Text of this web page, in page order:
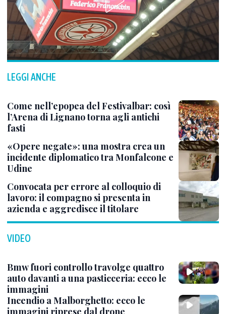
LEGGI ANCHE
Come nell’epopea del Festivalbar: così
l’Arena di Lignano torna agli antichi
fasti
«Opere negate»: una mostra crea un
incidente diplomatico tra Monfalcone e
Udine
Convocata per errore al colloquio di
lavoro: il compagno si presenta in
azienda e aggredisce il titolare
VIDEO
Bmw fuori controllo travolge quattro
auto davanti a una pasticceria: ecco le
immagini
Incendio a Malborghetto: ecco le
immagini riprese dal drone